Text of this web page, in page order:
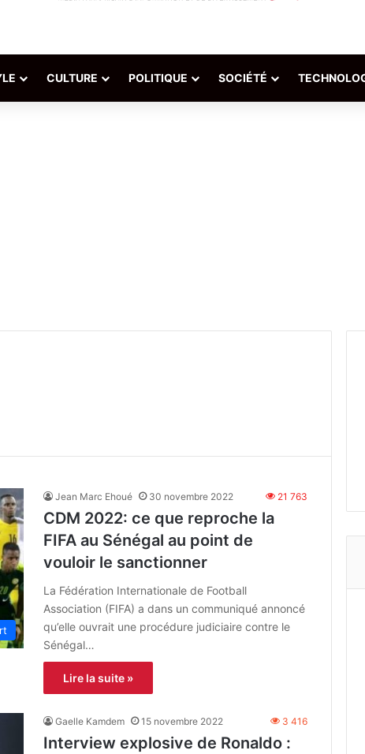
CULTURE POLITIQUE SOCIÉTÉ
Jean Marc Ehoué 30 novembre 2022 21 763
CDM 2022: ce que reproche la
FIFA au Sénégal au point de
vouloir le sanctionner
La Fédération Internationale de Football
Association (FIFA) a dans un communiqué annoncé
qu’elle ouvrait une procédure judiciaire contre le
Sénégal…
Lire la suite »
Gaelle Kamdem 15 novembre 2022 3 416
Interview explosive de Ronaldo :